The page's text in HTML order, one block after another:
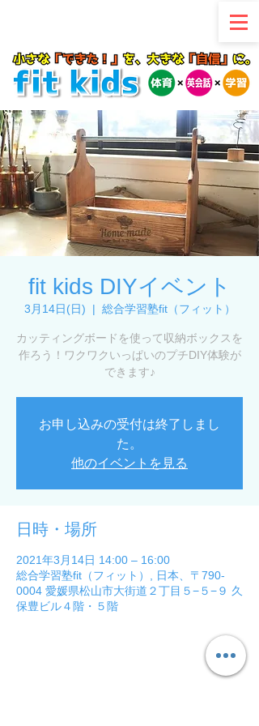
fit kids DIYイベント
3月14日(日)
  |
総合学習塾fit（フィット）
カッティングボードを使って収納ボックスを
作ろう！ワクワクいっぱいのプチDIY体験が
できます♪
お申し込みの受付は終了しまし
た。
他のイベントを見る
日時・場所
2021年3月14日 14:00 – 16:00
総合学習塾fit（フィット）, 日本、〒790-
0004 愛媛県松山市大街道２丁目５−５−９ 久
保豊ビル４階・５階